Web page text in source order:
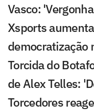
Vasco:
Xsports
democratização
Torcida do
de Alex Telles:
Torcedores